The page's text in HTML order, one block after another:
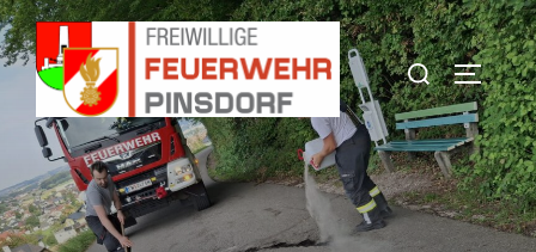
Zum
Inhalt
springen
Suchen
nach: